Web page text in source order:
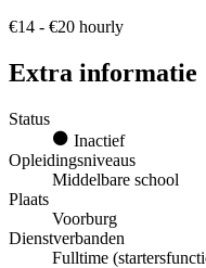
€14 - €20 hourly
Extra informatie
Status
Inactief
Opleidingsniveaus
Middelbare school
Plaats
Voorburg
Dienstverbanden
Fulltime